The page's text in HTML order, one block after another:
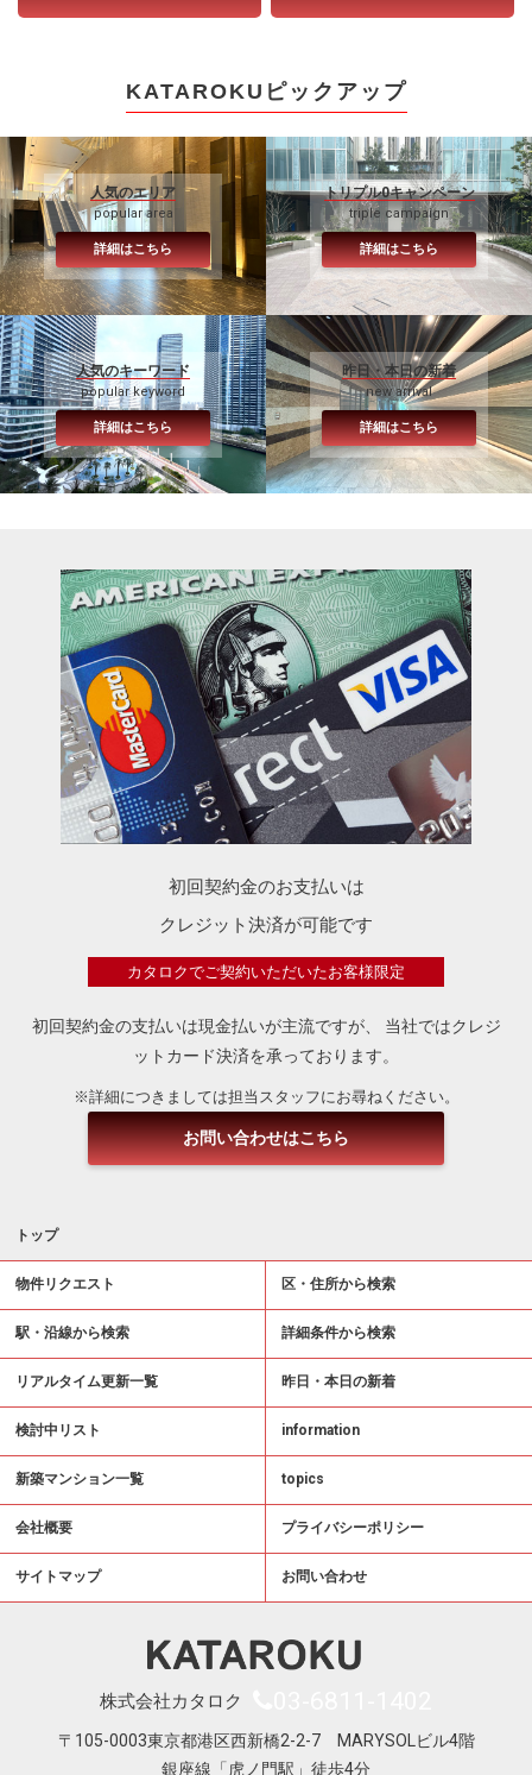
KATAROKUピックアップ
人気のエリア
popular area
詳細はこちら
トリプル0キャンペーン
triple campaign
詳細はこちら
人気のキーワード
popular keyword
詳細はこちら
昨日・本日の新着
new arrival
詳細はこちら
初回契約金のお支払いは
クレジット決済が可能です
カタロクでご契約いただいたお客様限定
初回契約金の支払いは現金払いが主流ですが、
当社ではクレジ
ットカード決済を承っております。
※詳細につきましては担当スタッフにお尋ねください。
お問い合わせはこちら
トップ
物件リクエスト 区・住所から検索
駅・沿線から検索 詳細条件から検索
リアルタイム更新一覧 昨日・本日の新着
検討中リスト information
新築マンション一覧 topics
会社概要 プライバシーポリシー
サイトマップ お問い合わせ
株式会社カタロク
〒105-0003東京都港区西新橋2-2-7 MARYSOLビル4階
銀座線「虎ノ門駅」徒歩4分